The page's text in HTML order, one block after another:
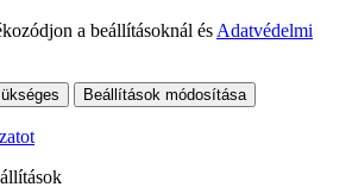
a beállításoknál és Adatvédelmi
Beállítások módosítása